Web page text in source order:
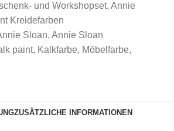
und Workshopset, Annie
Kreidefarben
Sloan, Annie Sloan
paint, Kalkfarbe, Möbelfarbe,
ZUSÄTZLICHE INFORMATIONEN